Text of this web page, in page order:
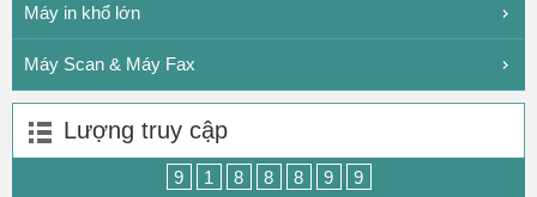
Máy in khổ lớn
Máy Scan & Máy Fax
Lượng truy cập
9 1 8 8 8 9
9